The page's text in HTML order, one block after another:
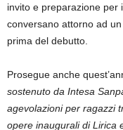
invito e preparazione per
conversano attorno ad
prima del debutto.
Prosegue anche
sostenuto da Intesa
agevolazioni per ragazzi
opere inaugurali di Lirica